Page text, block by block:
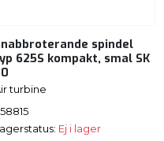
spindel
625S kompakt, smal SK
turbine
Ej i lager